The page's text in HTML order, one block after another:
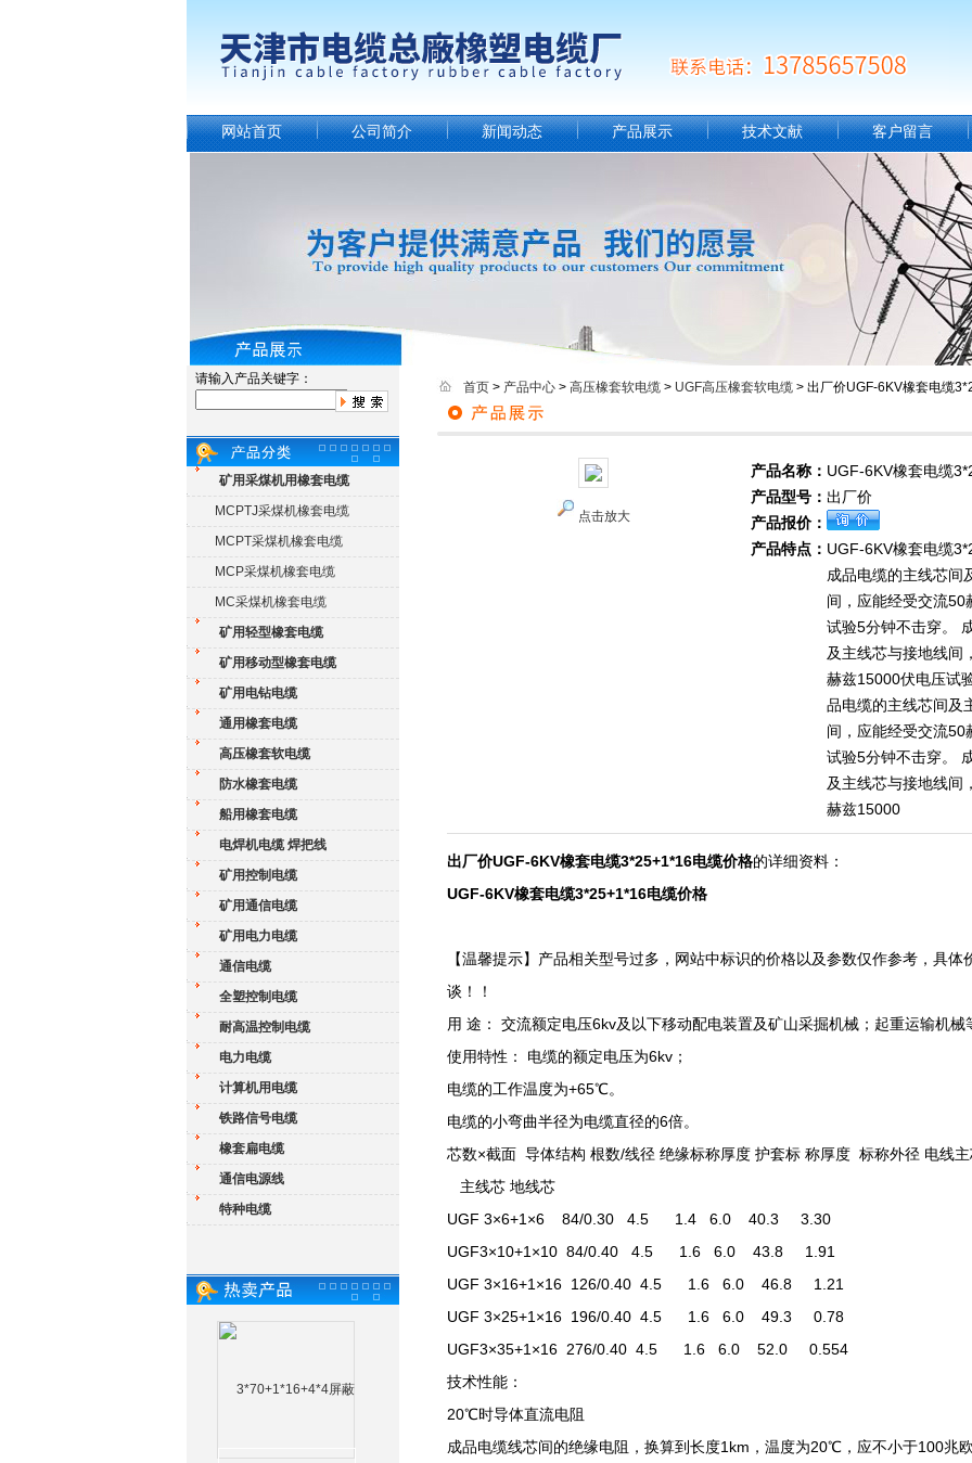
网站首页 公司简介 新闻动态 产品展示 技术文献 客户留言
请输入产品关键字：
矿用采煤机用橡套电缆
MCPTJ采煤机橡套电缆
MCPT采煤机橡套电缆
MCP采煤机橡套电缆
MC采煤机橡套电缆
矿用轻型橡套电缆
矿用移动型橡套电缆
矿用电钻电缆
通用橡套电缆
高压橡套软电缆
防水橡套电缆
船用橡套电缆
电焊机电缆 焊把线
矿用控制电缆
矿用通信电缆
矿用电力电缆
通信电缆
全塑控制电缆
耐高温控制电缆
电力电缆
计算机用电缆
铁路信号电缆
橡套扁电缆
通信电源线
特种电缆
首页 > 产品中心 > 高压橡套软电缆 > UGF高压橡套软电缆 > 出厂价UGF-6KV橡套电缆
点击放大
产品名称： UGF-6KV橡套电缆
产品型号： 出厂价
产品报价：
产品特点： UGF-6KV橡套电缆
成品电缆的主线芯间
间，应能经受交流50
试验5分钟不击穿。
及主线芯与接地线间
赫兹15000伏电压试
品电缆的主线芯间及
间，应能经受交流50
试验5分钟不击穿。
及主线芯与接地线间
赫兹15000
出厂价UGF-6KV橡套电缆3*25+1*16电缆价格的详细资料：
UGF-6KV橡套电缆3*25+1*16电缆价格
【温馨提示】产品相关型号过多，网站中标识的价格以及参数仅作参考，具
谈！！
用 途： 交流额定电压6kv及以下移动配电装置及矿山采掘机械；起重运输机械
使用特性： 电缆的额定电压为6kv；
电缆的工作温度为+65℃。
电缆的小弯曲半径为电缆直径的6倍。
芯数×截面 导体结构 根数/线径 绝缘标称厚度 护套标 称厚度 标称外径 电线
主线芯 地线芯
UGF 3×6+1×6 84/0.30 4.5 1.4 6.0 40.3 3.30
UGF3×10+1×10 84/0.40 4.5 1.6 6.0 43.8 1.91
UGF 3×16+1×16 126/0.40 4.5 1.6 6.0 46.8 1.21
UGF 3×25+1×16 196/0.40 4.5 1.6 6.0 49.3 0.78
UGF3×35+1×16 276/0.40 4.5 1.6 6.0 52.0 0.554
技术性能：
20℃时导体直流电阻
成品电缆线芯间的绝缘电阻，换算到长度1km，温度为20℃，应不小于100兆